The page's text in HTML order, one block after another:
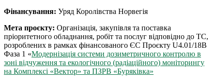
Фінансування: Уряд Королівства Норвегія
Мета проєкту: Організація, закупівля та поставка
пріоритетного обладнання, робіт та послуг відповідно до ТС,
розроблених в рамках фінансованого ЄС Проєкту U4.01/18B
Фаза 1 «Модернізація системи дозиметричного контролю в
зоні відчуження та екологічного (радіаційного) моніторингу
на Комплексі «Вектор» та ПЗРВ «Буряківка»